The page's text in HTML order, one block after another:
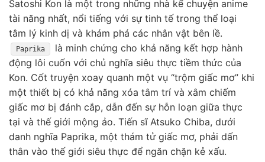
Satoshi Kon là một trong những nhà kể chuyện anime
tài năng nhất, nổi tiếng với sự tinh tế trong thể loại
tâm lý kinh dị và khám phá các nhân vật bên lề.
Paprika
là minh chứng cho khả năng kết hợp hành
động lôi cuốn với chủ nghĩa siêu thực tiềm thức của
Kon. Cốt truyện xoay quanh một vụ “trộm giấc mơ” khi
một thiết bị có khả năng xóa tâm trí và xâm chiếm
giấc mơ bị đánh cắp, dẫn đến sự hỗn loạn giữa thực
tại và thế giới mộng ảo. Tiến sĩ Atsuko Chiba, dưới
danh nghĩa Paprika, một thám tử giấc mơ, phải dấn
thân vào thế giới siêu thực để ngăn chặn kẻ xấu.